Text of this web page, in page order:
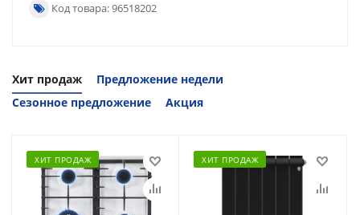
Код товара: 96518202
Хит продаж
Предложение недели
Сезонное предложение
Акция
ХИТ ПРОДАЖ ХИТ ПРОДАЖ